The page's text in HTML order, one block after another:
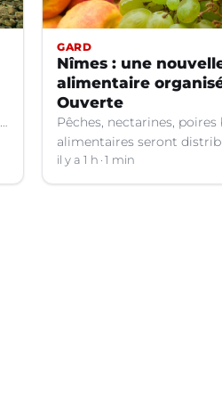
GARD
Nîmes : une
alimentaire
Ouverte
Pêches, nectarines,
alimentaires seront
vendredi 7 août par les
Ouverte à Nîmes (Gard).
il y a 1 h 1 min